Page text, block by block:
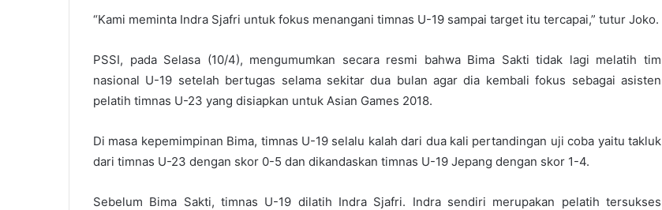
“Kami meminta Indra Sjafri untuk fokus menangani timnas U-19 sampai target itu tercapai,” tutur Joko.
PSSI, pada Selasa (10/4), mengumumkan secara resmi bahwa Bima Sakti tidak lagi melatih tim
nasional U-19 setelah bertugas selama sekitar dua bulan agar dia kembali fokus sebagai asisten
pelatih timnas U-23 yang disiapkan untuk Asian Games 2018.
Di masa kepemimpinan Bima, timnas U-19 selalu kalah dari dua kali pertandingan uji coba yaitu takluk
dari timnas U-23 dengan skor 0-5 dan dikandaskan timnas U-19 Jepang dengan skor 1-4.
Sebelum Bima Sakti, timnas U-19 dilatih Indra Sjafri. Indra sendiri merupakan pelatih tersukses